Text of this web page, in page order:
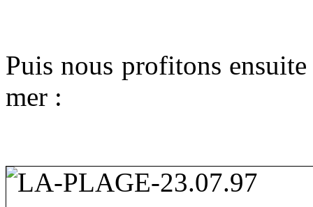
Puis nous profitons
mer :